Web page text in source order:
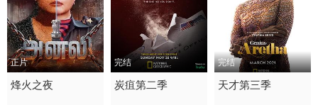
正片
2026 / 印度 / 泰米尔语
烽火之夜
完结
2021 / 美国 / 英语
炭疽第二季
完结
2021 / 美国 / 英语
天才第三季